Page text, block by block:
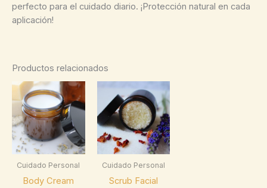
perfecto para el cuidado diario. ¡Protección natural en cada
aplicación!
Productos relacionados
Cuidado Personal
Body Cream
Cuidado Personal
Scrub Facial